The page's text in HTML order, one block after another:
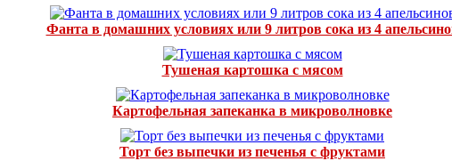
Фанта в домашних условиях или 9 литров сока из 4
Тушеная картошка с мясом
Картофельная запеканка в микроволновке
Торт без выпечки из печенья с фруктами